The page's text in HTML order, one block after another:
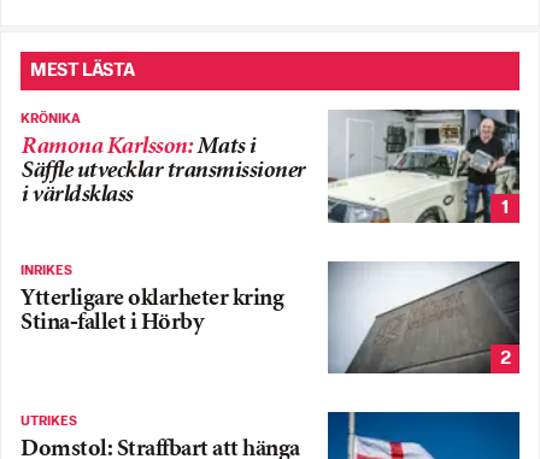
MEST LÄSTA
KRÖNIKA
Ramona Karlsson:Mats i
Säffle utvecklar transmissioner
i världsklass
1
INRIKES
Ytterligare oklarheter kring
Stina-fallet i Hörby
2
UTRIKES
Domstol: Straffbart att hänga